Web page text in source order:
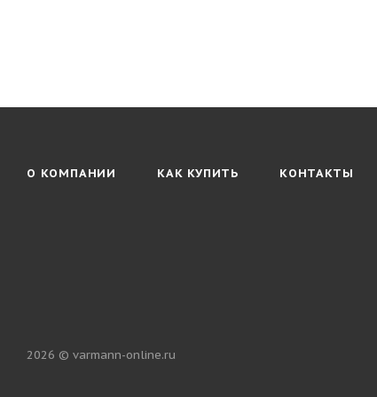
О КОМПАНИИ КАК КУПИТЬ КОНТАКТЫ
2026 © varmann-online.ru